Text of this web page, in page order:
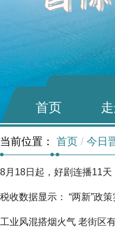
首页
当前位置： 首页 / 今日
8月18日起，好剧连播11
税收数据显示： “两新”政
工业风混搭烟火气 老街区